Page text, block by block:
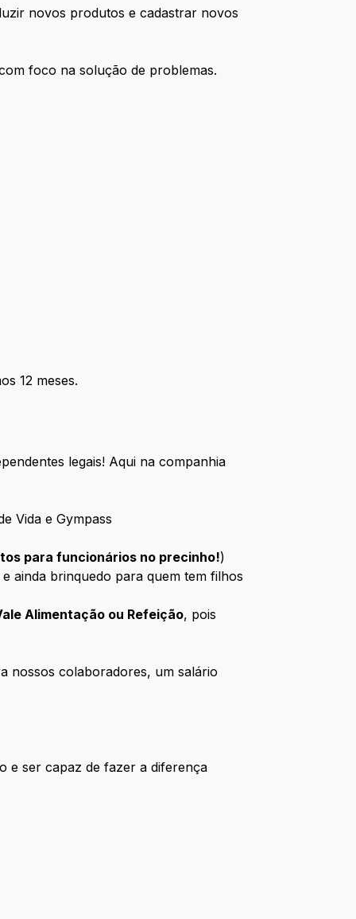
novos produtos e cadastrar novos
foco na solução de problemas.
12 meses.
legais! Aqui na companhia
Vida e Gympass
para funcionários no precinho!)
e ainda brinquedo para quem tem filhos
Alimentação ou Refeição, pois
nossos colaboradores, um salário
e ser capaz de fazer a diferença